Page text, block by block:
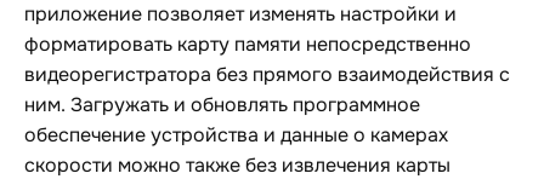
приложение позволяет изменять настройки и
форматировать карту памяти непосредственно
видеорегистратора без прямого взаимодействия с
ним. Загружать и обновлять программное
обеспечение устройства и данные о камерах
скорости можно также без извлечения карты